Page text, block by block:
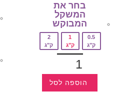
בחר את
המשקל
המבוקש‎
0.5
ק"ג
1
ק"ג
2
ק"ג
הוספה לסל